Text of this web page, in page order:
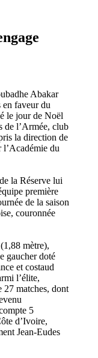
Abakar
en faveur du
le jour de Noël
de l’Armée, club
la direction de
l’Académie du
la Réserve lui
première
de la saison
couronnée
mètre),
gaucher doté
et costaud
l’élite,
27 matches, dont
5
d’Ivoire,
Jean-Eudes